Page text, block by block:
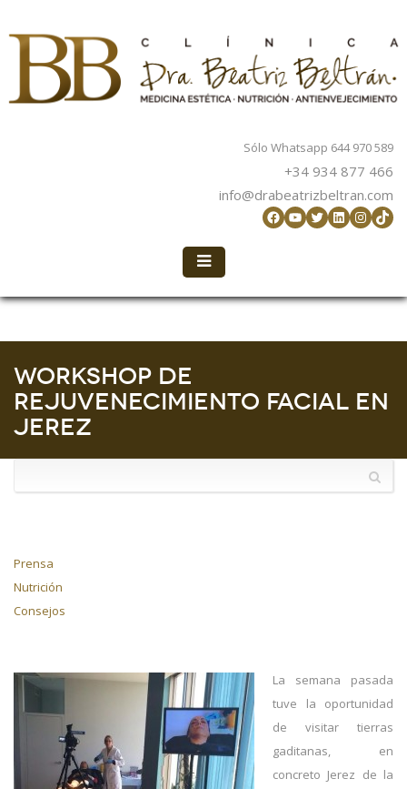
Sólo Whatsapp 644 970 589
+34 934 877 466
info@drabeatrizbeltran.com
Facebook
YouTube
Twitter
LinkedIn
Workshop de
rejuvenecimiento facial en
Jerez
Prensa
Nutrición
Consejos
La semana pasada
tuve la oportunidad
de visitar tierras
gaditanas, en
concreto Jerez de la